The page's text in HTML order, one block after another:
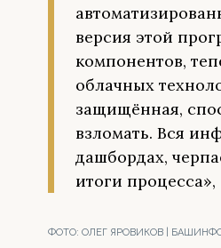
версия этой
компонентов,
облачных
защищённая,
взломать. Вся
дашбордах,
итоги
ФОТО: ОЛЕГ ЯРОВИКОВ |